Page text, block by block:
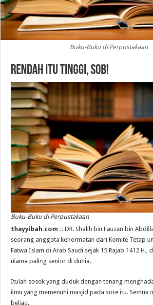
Buku-Buku di Perpustakaan
Rendah Itu Tinggi, Sob!
Buku-Buku di Perpustakaan
thayyibah.com ::DR. Shalih bin Fauzan bin
seorang anggota kehormatan dari Komite Tetap
Fatwa Islam di Arab Saudi sejak 15 Rajab 1412 H.,
ulama paling senior di dunia.
Itulah sosok yang duduk dengan tenang
ilmu yang memenuhi masjid pada sore itu. Semua
beliau.